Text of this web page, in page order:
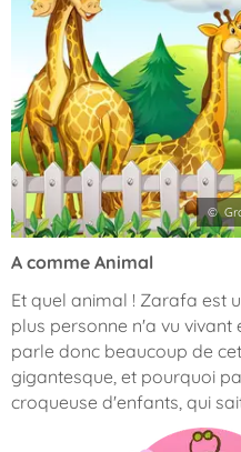
©
A comme Animal
Et quel animal ! Zarafa est
plus personne n'a vu vivant
parle donc beaucoup de
gigantesque, et pourquoi
croqueuse d'enfants, qui